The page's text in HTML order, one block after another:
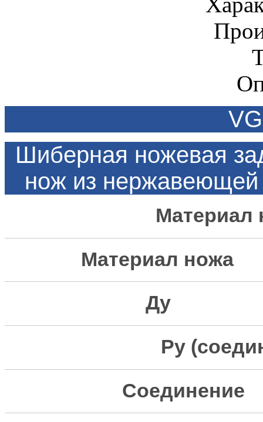
Шиберная ножевая
нож из нержавеющей
Материал
Ру